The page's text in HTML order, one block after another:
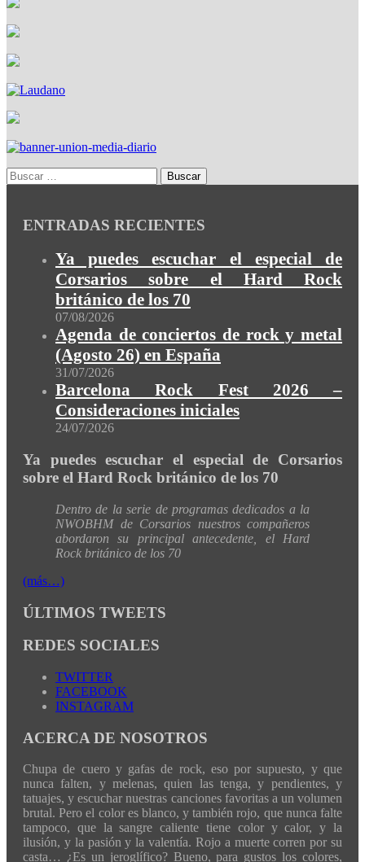
ENTRADAS RECIENTES
Ya puedes escuchar el especial de
Corsarios sobre el Hard Rock
británico de los 70
07/08/2026
Agenda de conciertos de rock y metal
(Agosto 26) en España
31/07/2026
Barcelona Rock Fest 2026 –
Consideraciones iniciales
24/07/2026
Ya puedes escuchar el especial de Corsarios
sobre el Hard Rock británico de los 70
Dentro de la serie de programas dedicados a la
NWOBHM de Corsarios nuestros compañeros
abordaron su principal antecedente, el Hard
Rock británico de los 70
(más…)
ÚLTIMOS TWEETS
REDES SOCIALES
TWITTER
FACEBOOK
INSTAGRAM
ACERCA DE NOSOTROS
Chupa de cuero y gafas de rock, eso por supuesto, y que
nunca falten, y melenas, quien las tenga, y pendientes, y
tatuajes, y escuchar nuestras canciones favoritas a un volumen
brutal. Pero el color es blanco, y también rojo, que nunca falte
tampoco, que la sangre caliente tiene color y calor, y la
ilusión, y la pasión y la valentía. Rojo a muerte corren por su
casta… ¿Es un jeroglífico? Bueno, para gustos los colores,